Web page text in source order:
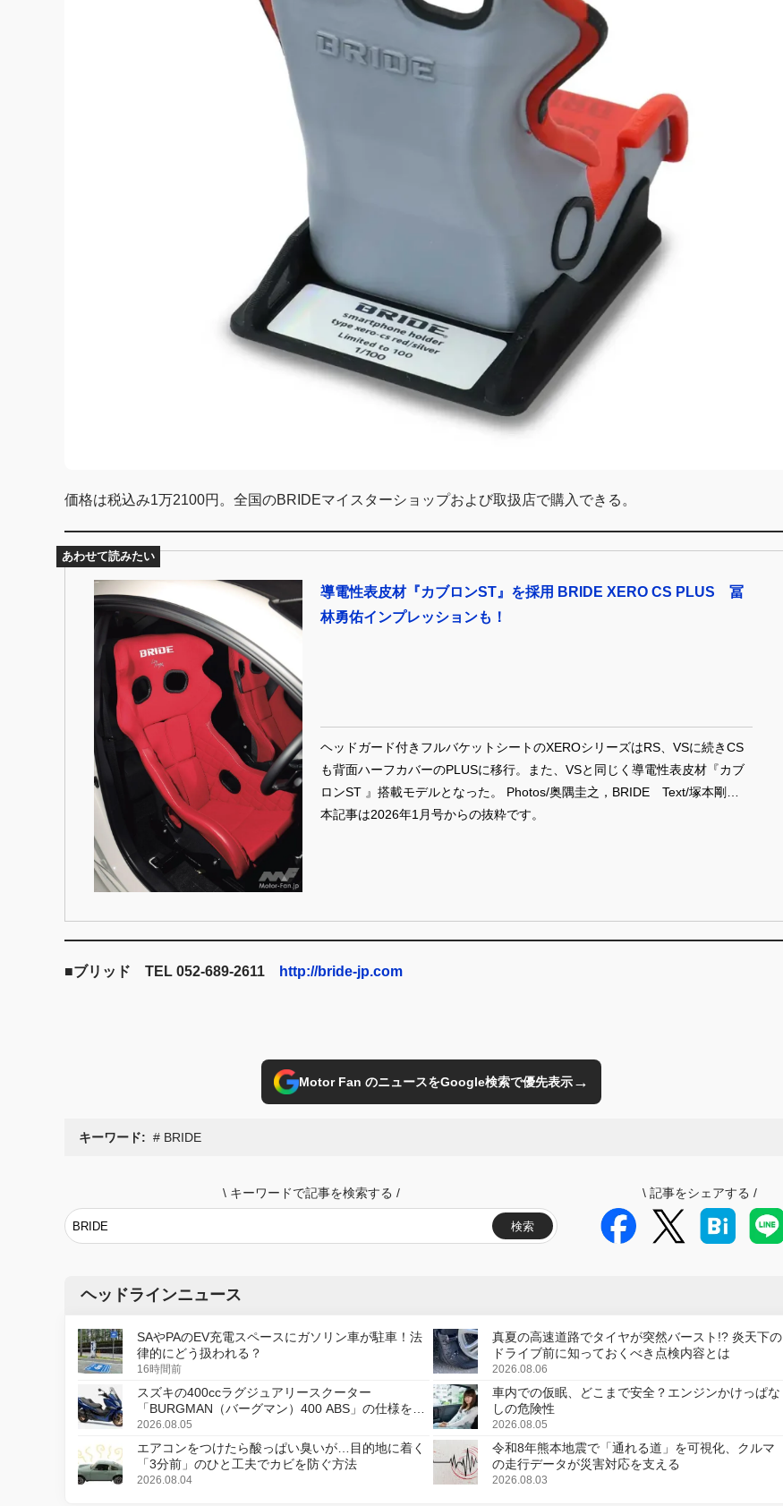
価格は税込み1万2100円。全国のBRIDEマイスターショップおよび取扱店で購入できる。
あわせて読みたい
導電性表皮材『カブロンST』を採用 BRIDE XERO CS PLUS 冨
林勇佑インプレッションも！
ヘッドガード付きフルバケットシートのXEROシリーズはRS、VSに続きCS
も背面ハーフカバーのPLUSに移行。また、VSと同じく導電性表皮材『カブ
ロンST 』搭載モデルとなった。 Photos/奥隅圭之，BRIDE Text/塚本剛哲
本記事は2026年1月号からの抜粋です。
■ブリッド TEL 052-689-2611 http://bride-jp.com
Motor Fan のニュースをGoogle検索で優先表示→
キーワード: BRIDE
\ キーワードで記事を検索する /
検索
\ 記事をシェアする /
ヘッドラインニュース
SAやPAのEV充電スペースにガソリン車が駐車！法
律的にどう扱われる？
16時間前
真夏の高速道路でタイヤが突然バースト!? 炎天下の
ドライブ前に知っておくべき点検内容とは
2026.08.06
スズキの400ccラグジュアリースクーター
「BURGMAN（バーグマン）400 ABS」の仕様を変
更し、8月18日に発売
2026.08.05
車内での仮眠、どこまで安全？エンジンかけっぱな
しの危険性
2026.08.05
エアコンをつけたら酸っぱい臭いが…目的地に着く
「3分前」のひと工夫でカビを防ぐ方法
2026.08.04
令和8年熊本地震で「通れる道」を可視化、クルマ
の走行データが災害対応を支える
2026.08.03